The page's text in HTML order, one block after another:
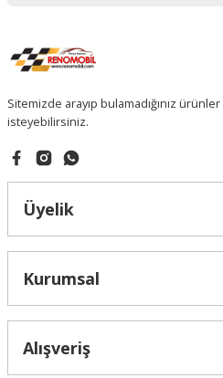
Sitemizde arayıp bulamadığınız
isteyebilirsiniz.
Üyelik
Kurumsal
Alışveriş